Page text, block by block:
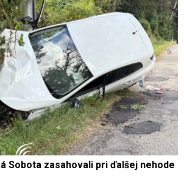
Sobota zasahovali pri ďalšej nehode